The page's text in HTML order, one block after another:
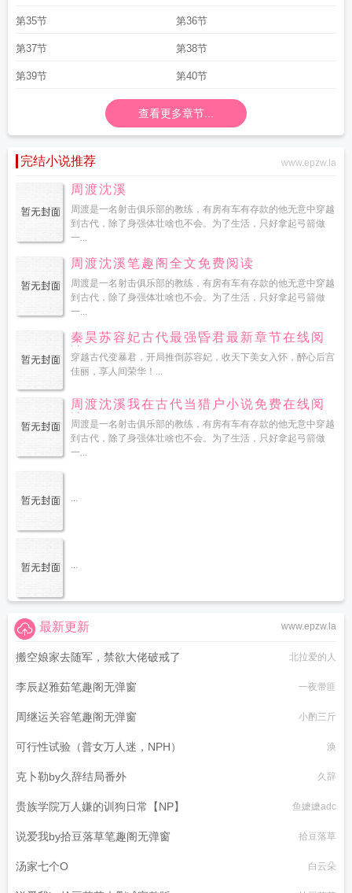
第35节 第36节
第37节 第38节
第39节 第40节
查看更多章节...
完结小说推荐 www.epzw.la
周渡沈溪
周渡是一名射击俱乐部的教练，有房有车有存款的他无意中穿越
到古代，除了身强体壮啥也不会。为了生活，只好拿起弓箭做
一...
周渡沈溪笔趣阁全文免费阅读
周渡是一名射击俱乐部的教练，有房有车有存款的他无意中穿越
到古代，除了身强体壮啥也不会。为了生活，只好拿起弓箭做
一...
秦昊苏容妃古代最强昏君最新章节在线阅
读
穿越古代变暴君，开局推倒苏容妃，收天下美女入怀，醉心后宫
佳丽，享人间荣华！...
周渡沈溪我在古代当猎户小说免费在线阅
读
周渡是一名射击俱乐部的教练，有房有车有存款的他无意中穿越
到古代，除了身强体壮啥也不会。为了生活，只好拿起弓箭做
一...
...
...
www.epzw.la
最新更新
搬空娘家去随军，禁欲大佬破戒了 北拉爱的人
李辰赵雅茹笔趣阁无弹窗 一夜带匪
周继运关容笔趣阁无弹窗 小酌三斤
可行性试验（普女万人迷，NPH） 涣
克卜勒by久辞结局番外 久辞
贵族学院万人嫌的训狗日常【NP】 鱼嬷嬷adc
说爱我by拾豆落草笔趣阁无弹窗 拾豆落草
汤家七个O 白云朵